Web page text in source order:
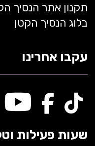
תקנון אתר הנסיך
בלוג הנסיך הקטן
עקבו אחרינו
שעות פעילות